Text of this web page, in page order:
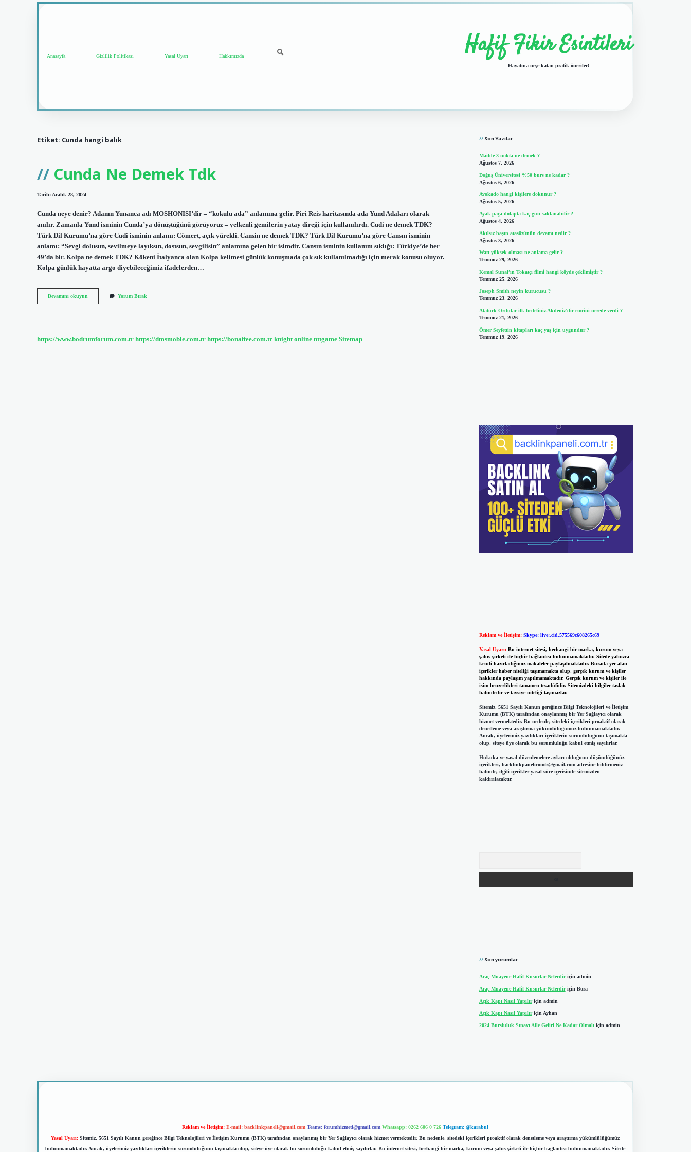
Anasayfa Gizlilik Politikası Yasal Uyarı Hakkımızda Hafif Fikir Esintileri
Hayatına neşe katan pratik öneriler!
Etiket: Cunda hangi balık
Cunda Ne Demek Tdk
Tarih: Aralık 28, 2024
Cunda neye denir? Adanın Yunanca adı MOSHONISI’dir – “kokulu ada” anlamına gelir. Piri Reis haritasında ada Yund Adaları olarak
anılır. Zamanla Yund isminin Cunda’ya dönüştüğünü görüyoruz – yelkenli gemilerin yatay direği için kullanılırdı. Cudi ne demek TDK?
Türk Dil Kurumu’na göre Cudi isminin anlamı: Cömert, açık yürekli. Cansin ne demek TDK? Türk Dil Kurumu’na göre Cansın isminin
anlamı: “Sevgi dolusun, sevilmeye layıksın, dostsun, sevgilisin” anlamına gelen bir isimdir. Cansın isminin kullanım sıklığı: Türkiye’de her
49’da bir. Kolpa ne demek TDK? Kökeni İtalyanca olan Kolpa kelimesi günlük konuşmada çok sık kullanılmadığı için merak konusu oluyor.
Kolpa günlük hayatta argo diyebileceğimiz ifadelerden…
Devamını okuyun
Ne
Yorum Bırak
https://www.bodrumforum.com.tr https://dmsmoble.com.tr https://bonaffee.com.tr knight online nttgame Sitemap
Son Yazılar
Mailde 3 nokta ne demek ?
Ağustos 7, 2026
Doğuş Üniversitesi %50 burs ne kadar ?
Ağustos 6, 2026
Avokado hangi kişilere dokunur ?
Ağustos 5, 2026
Ayak paça dolapta kaç gün saklanabilir ?
Ağustos 4, 2026
Akılsız başın atasözünün devamı nedir ?
Ağustos 3, 2026
Watt yüksek olması ne anlama gelir ?
Temmuz 29, 2026
Kemal Sunal’ın Tokatçı filmi hangi köyde çekilmiştir ?
Temmuz 25, 2026
Joseph Smith neyin kurucusu ?
Temmuz 23, 2026
Atatürk Ordular ilk hedefiniz Akdeniz’dir emrini nerede verdi ?
Temmuz 21, 2026
Ömer Seyfettin kitapları kaç yaş için uygundur ?
Temmuz 19, 2026
Reklam ve İletişim: Skype: live:.cid.575569c608265c69
Yasal Uyarı: Bu internet sitesi, herhangi bir marka, kurum veya
şahıs şirketi ile hiçbir bağlantısı bulunmamaktadır. Sitede yalnızca
kendi hazırladığımız makaleler paylaşılmaktadır. Burada yer alan
içerikler haber niteliği taşımamakta olup, gerçek kurum ve kişiler
hakkında paylaşım yapılmamaktadır. Gerçek kurum ve kişiler ile
isim benzerlikleri tamamen tesadüfidir. Sitemizdeki bilgiler taslak
halindedir ve tavsiye niteliği taşımazlar.
Sitemiz, 5651 Sayılı Kanun gereğince Bilgi Teknolojileri ve İletişim
Kurumu (BTK) tarafından onaylanmış bir Yer Sağlayıcı olarak
hizmet vermektedir. Bu nedenle, sitedeki içerikleri proaktif olarak
denetleme veya araştırma yükümlülüğümüz bulunmamaktadır.
Ancak, üyelerimiz yazdıkları içeriklerin sorumluluğunu taşımakta
olup, siteye üye olarak bu sorumluluğu kabul etmiş sayılırlar.
Hukuka ve yasal düzenlemelere aykırı olduğunu düşündüğünüz
içerikleri, backlinkpanelicomtr@gmail.comadresine bildirmeniz
halinde, ilgili içerikler yasal süre içerisinde sitemizden
kaldırılacaktır.
Son yorumlar
Araç Muayene Hafif Kusurlar Nelerdiriçin admin
Araç Muayene Hafif Kusurlar Nelerdiriçin Bora
Açık Kapı Nasıl Yapılıriçin admin
Açık Kapı Nasıl Yapılıriçin Ayhan
2024 Bursluluk Sınavı Aile Geliri Ne Kadar Olmalıiçin admin
Reklam ve İletişim: E-mail: backlinkpaneli@gmail.com Teams: forumhizmeti@gmail.com Whatsapp: 0262 606 0 726 Telegram: @karabul
Yasal Uyarı: Sitemiz, 5651 Sayılı Kanun gereğince Bilgi Teknolojileri ve İletişim Kurumu (BTK) tarafından onaylanmış bir Yer Sağlayıcı olarak hizmet vermektedir. Bu nedenle, sitedeki içerikleri proaktif olarak denetleme veya araştırma yükümlülüğümüz
bulunmamaktadır. Ancak, üyelerimiz yazdıkları içeriklerin sorumluluğunu taşımakta olup, siteye üye olarak bu sorumluluğu kabul etmiş sayılırlar. Bu internet sitesi, herhangi bir marka, kurum veya şahıs şirketi ile hiçbir bağlantısı bulunmamaktadır. Sitede